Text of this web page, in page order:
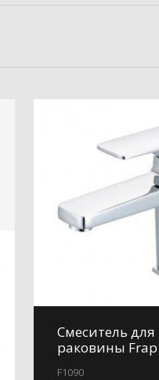
Смеситель для
раковины Frap
F1090